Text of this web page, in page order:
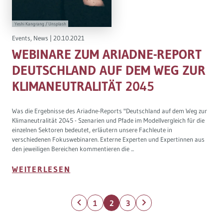
Yeshi Kangrang / Unsplash
Events, News | 20.10.2021
WEBINARE ZUM ARIADNE-REPORT
DEUTSCHLAND AUF DEM WEG ZUR
KLIMANEUTRALITÄT 2045
Was die Ergebnisse des Ariadne-Reports "Deutschland auf dem Weg zur
Klimaneutralität 2045 - Szenarien und Pfade im Modellvergleich für die
einzelnen Sektoren bedeutet, erläutern unsere Fachleute in
verschiedenen Fokuswebinaren. Externe Experten und Expertinnen aus
den jeweiligen Bereichen kommentieren die ...
WEITERLESEN
1 2 3